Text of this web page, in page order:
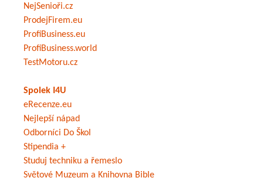
NejSenioři.cz
ProdejFirem.eu
ProfiBusiness.eu
ProfiBusiness.world
TestMotoru.cz
Spolek I4U
eRecenze.eu
Nejlepší nápad
Odborníci Do Škol
Stipendia +
Studuj techniku a řemeslo
Světové Muzeum a Knihovna Bible